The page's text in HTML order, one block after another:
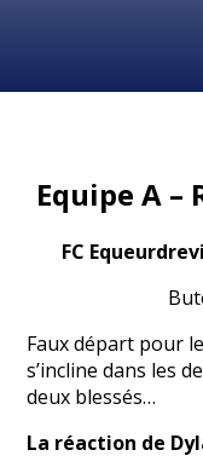
Equipe A –
FC
Faux départ pour
s’incline dans les
deux blessés…
La réaction de